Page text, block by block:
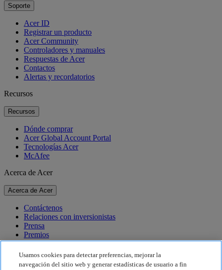
Soporte
Acer ID
Registrar un producto
Acer Community
Controladores y manuales
Respuestas de Acer
Contactos
Alertas y recordatorios
Recursos
Recursos
Dónde comprar
Acer Global Account Portal
Tecnologías Acer
McAfee
Acerca de Acer
Acerca de Acer
Contáctenos
Relaciones con inversionistas
Prensa
Premios
Eventos
Sostenibilidad
Usamos cookies para detectar preferencias, mejorar la
navegación del sitio web y generar estadísticas de usuario a fin